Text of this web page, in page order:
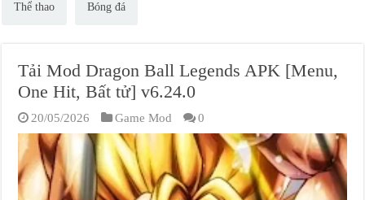
Thể thao Bóng đá
Tải Mod Dragon Ball Legends APK [Menu,
One Hit, Bất tử] v6.24.0
20/05/2026 Game Mod 0